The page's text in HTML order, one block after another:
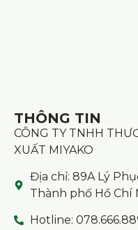
THÔNG TIN
CÔNG TY TNHH
XUẤT MIYAKO
Địa chỉ: 89A Lý
Thành phố Hồ Chí
Hotline: